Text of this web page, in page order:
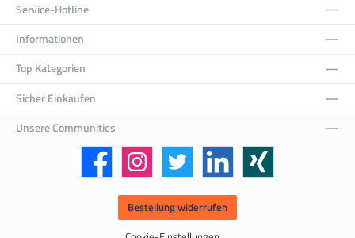
Service-Hotline
Informationen
Top Kategorien
Sicher Einkaufen
Unsere Communities
Facebook Instagram Twitter LinkedIn Xing
Bestellung widerrufen